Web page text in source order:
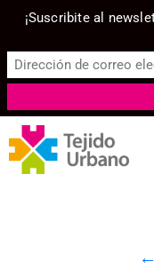
¡Suscribite al